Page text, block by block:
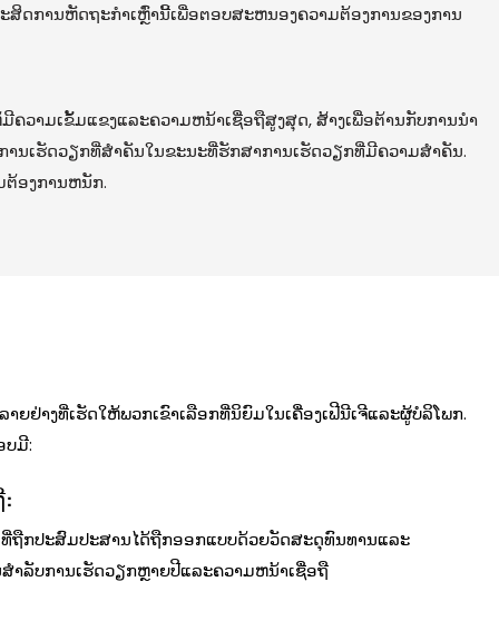
ສິດການຫັດຖະກໍາເຫຼົ່ານີ້ເພື່ອຕອບສະຫນອງຄວາມຕ້ອງການຂອງການ
າມເຂັ້ມແຂງແລະຄວາມຫນ້າເຊື່ອຖືສູງສຸດ, ສ້າງເພື່ອຕ້ານກັບການນໍາ
ນເຮັດວຽກທີ່ສໍາຄັນໃນຂະນະທີ່ຮັກສາການເຮັດວຽກທີ່ມີຄວາມສໍາຄັນ.
ອງການຫນັກ.
ຢ່າງທີ່ເຮັດໃຫ້ພວກເຂົາເລືອກທີ່ນິຍົມໃນເຄື່ອງເຟີນີເຈີແລະຜູ້ບໍລິໂພກ.
ບມີ:
ຖືກປະສົມປະສານໄດ້ຖືກອອກແບບດ້ວຍວັດສະດຸທົນທານແລະ
າລັບການເຮັດວຽກຫຼາຍປີແລະຄວາມຫນ້າເຊື່ອຖື